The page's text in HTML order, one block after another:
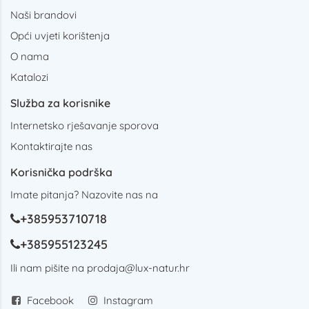
Naši brandovi
Opći uvjeti korištenja
O nama
Katalozi
Služba za korisnike
Internetsko rješavanje sporova
Kontaktirajte nas
Korisnička podrška
Imate pitanja? Nazovite nas na
+385953710718
+385955123245
Ili nam pišite na prodaja@lux-natur.hr
Facebook Instagram